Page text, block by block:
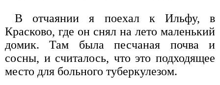
В отчаянии я поехал к Ильфу, в
Красково, где он снял на лето маленький
домик. Там была песчаная почва и
сосны, и считалось, что это подходящее
место для больного туберкулезом.